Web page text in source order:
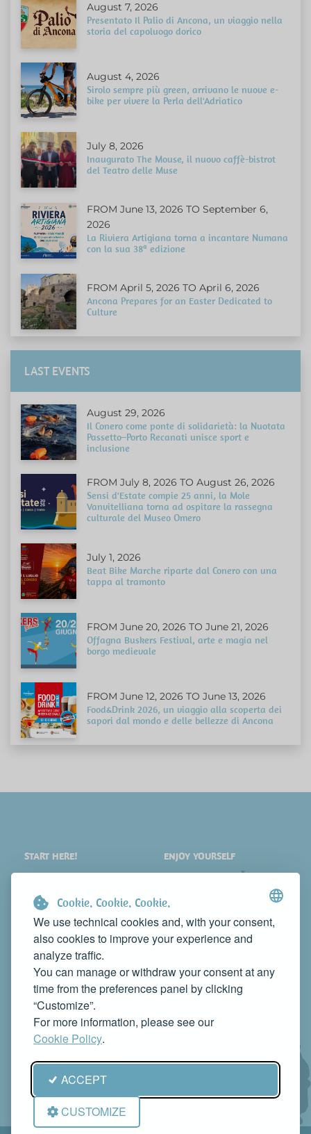
Cookie. Cookie. Cookie.
We use technical cookies and, with your consent,
also cookies to improve your experience and
analyze traffic.
You can manage or withdraw your consent at any
time from the preferences panel by clicking
“Customize”.
For more information, please see our
Cookie Policy.
ACCEPT
CUSTOMIZE
August 7, 2026
Presentato Il Palio di Ancona, un viaggio nella
storia del capoluogo dorico
August 4, 2026
Sirolo sempre più green, arrivano le nuove e-
bike per vivere la Perla dell'Adriatico
July 8, 2026
Inaugurato The Mouse, il nuovo caffè-bistrot
del Teatro delle Muse
FROM June 13, 2026 TO September 6,
2026
La Riviera Artigiana torna a incantare Numana
con la sua 38ª edizione
FROM April 5, 2026 TO April 6, 2026
Ancona Prepares for an Easter Dedicated to
Culture
LAST EVENTS
August 29, 2026
Il Conero come ponte di solidarietà: la Nuotata
Passetto–Porto Recanati unisce sport e
inclusione
FROM July 8, 2026 TO August 26, 2026
Sensi d'Estate compie 25 anni, la Mole
Vanvitelliana torna ad ospitare la rassegna
culturale del Museo Omero
July 1, 2026
Beat Bike Marche riparte dal Conero con una
tappa al tramonto
FROM June 20, 2026 TO June 21, 2026
Offagna Buskers Festival, arte e magia nel
borgo medievale
FROM June 12, 2026 TO June 13, 2026
Food&Drink 2026, un viaggio alla scoperta dei
sapori dal mondo e delle bellezze di Ancona
START HERE!
WHAT TO SEE
WHERE TO STAY
WHERE TO EAT
ENJOY YOURSELF
EVENTS
NEWS
WEB TV
CONTACTS
PROMOTE YOUR BUSINESS
CONTACT US TO FEATURE IT ON THIS WEBSITE
info@rivieradelconero.tv